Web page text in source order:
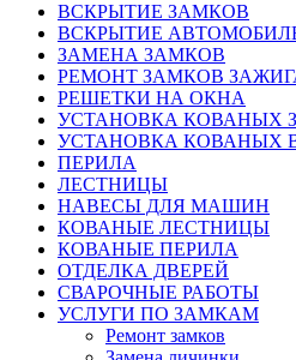
ВСКРЫТИЕ ЗАМКОВ
ВСКРЫТИЕ
ЗАМЕНА ЗАМКОВ
РЕМОНТ ЗАМКОВ
РЕШЕТКИ НА ОКНА
УСТАНОВКА КОВАНЫХ
УСТАНОВКА КОВАНЫХ
ПЕРИЛА
ЛЕСТНИЦЫ
НАВЕСЫ ДЛЯ МАШИН
КОВАНЫЕ ЛЕСТНИЦЫ
КОВАНЫЕ ПЕРИЛА
ОТДЕЛКА ДВЕРЕЙ
СВАРОЧНЫЕ РАБОТЫ
УСЛУГИ ПО ЗАМКАМ
Ремонт замков